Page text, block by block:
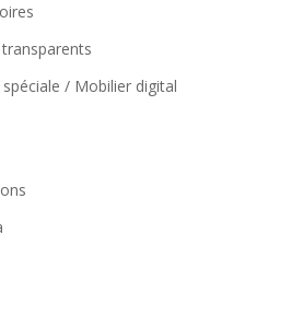
/ Mobilier digital